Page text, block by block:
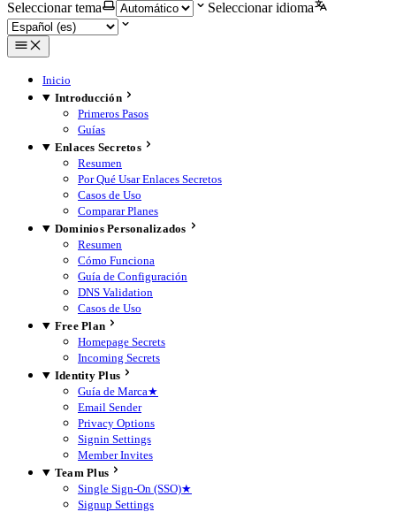
Seleccionar tema
Seleccionar idioma
Inicio
Introducción
Primeros Pasos
Guías
Enlaces Secretos
Resumen
Por Qué Usar Enlaces Secretos
Casos de Uso
Comparar Planes
Dominios Personalizados
Resumen
Cómo Funciona
Guía de Configuración
DNS Validation
Casos de Uso
Free Plan
Homepage Secrets
Incoming Secrets
Identity Plus
Guía de Marca★
Email Sender
Privacy Options
Signin Settings
Member Invites
Team Plus
Single Sign-On (SSO)★
Signup Settings